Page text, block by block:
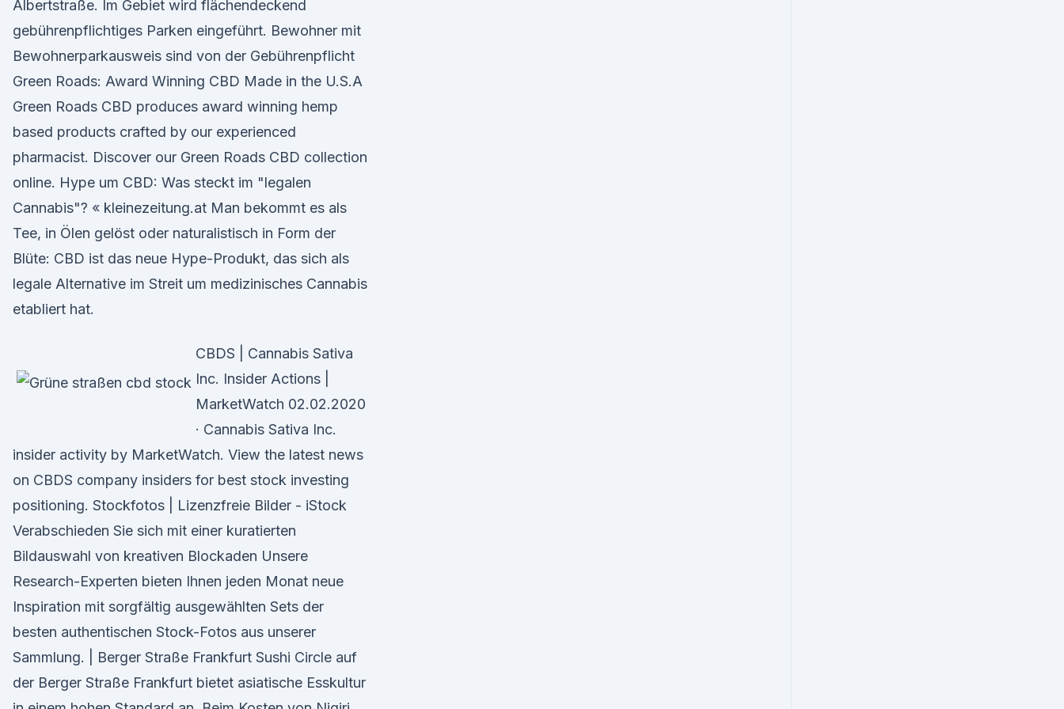
Albertstraße. Im Gebiet wird flächendeckend
gebührenpflichtiges Parken eingeführt. Bewohner mit
Bewohnerparkausweis sind von der Gebührenpflicht
Green Roads: Award Winning CBD Made in the U.S.A
Green Roads CBD produces award winning hemp
based products crafted by our experienced
pharmacist. Discover our Green Roads CBD collection
online. Hype um CBD: Was steckt im "legalen
Cannabis"? « kleinezeitung.at Man bekommt es als
Tee, in Ölen gelöst oder naturalistisch in Form der
Blüte: CBD ist das neue Hype-Produkt, das sich als
legale Alternative im Streit um medizinisches Cannabis
etabliert hat.
CBDS | Cannabis Sativa
Inc. Insider Actions |
MarketWatch 02.02.2020
· Cannabis Sativa Inc.
insider activity by MarketWatch. View the latest news
on CBDS company insiders for best stock investing
positioning. Stockfotos | Lizenzfreie Bilder - iStock
Verabschieden Sie sich mit einer kuratierten
Bildauswahl von kreativen Blockaden Unsere
Research-Experten bieten Ihnen jeden Monat neue
Inspiration mit sorgfältig ausgewählten Sets der
besten authentischen Stock-Fotos aus unserer
Sammlung. | Berger Straße Frankfurt Sushi Circle auf
der Berger Straße Frankfurt bietet asiatische Esskultur